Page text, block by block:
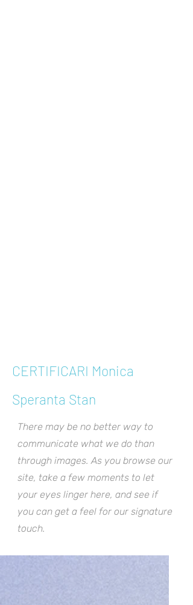
CERTIFICARI Monica
Speranta Stan
There may be no better way to
communicate what we do than
through images. As you browse our
site, take a few moments to let
your eyes linger here, and see if
you can get a feel for our signature
touch.